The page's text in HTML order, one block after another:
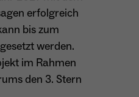
Identifikation
Nutzer gewählte Sprache
Übersetzung der
erfolgreich
bis zum
werden.
im Rahmen
den 3. Stern